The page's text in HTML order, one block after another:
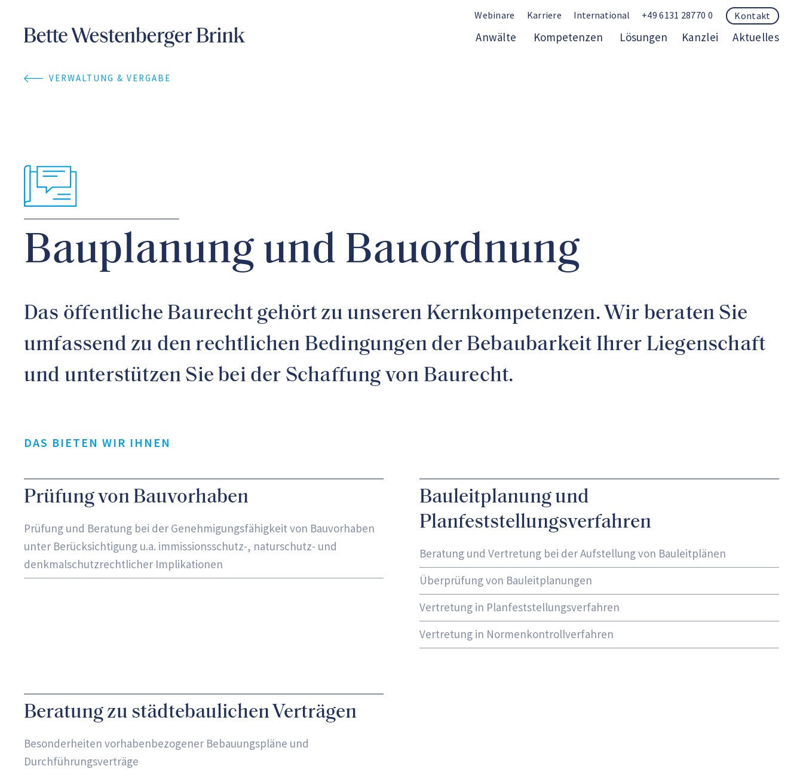
Webinare Karriere International +49 6131 28770 0 Kontakt
Anwälte Kompetenzen Lösungen Kanzlei Aktuelles
VERWALTUNG & VERGABE
Bauplanung und Bauordnung
Das öffentliche Baurecht gehört zu unseren Kernkompetenzen. Wir beraten Sie
umfassend zu den rechtlichen Bedingungen der Bebaubarkeit Ihrer Liegenschaft
und unterstützen Sie bei der Schaffung von Baurecht.
DAS BIETEN WIR IHNEN
Prüfung von Bauvorhaben
Prüfung und Beratung bei der Genehmigungsfähigkeit von Bauvorhaben
unter Berücksichtigung u.a. immissionsschutz-, naturschutz- und
denkmalschutzrechtlicher Implikationen
Bauleitplanung und
Planfeststellungsverfahren
Beratung und Vertretung bei der Aufstellung von Bauleitplänen
Überprüfung von Bauleitplanungen
Vertretung in Planfeststellungsverfahren
Vertretung in Normenkontrollverfahren
Beratung zu städtebaulichen Verträgen
Besonderheiten vorhabenbezogener Bebauungspläne und
Durchführungsverträge